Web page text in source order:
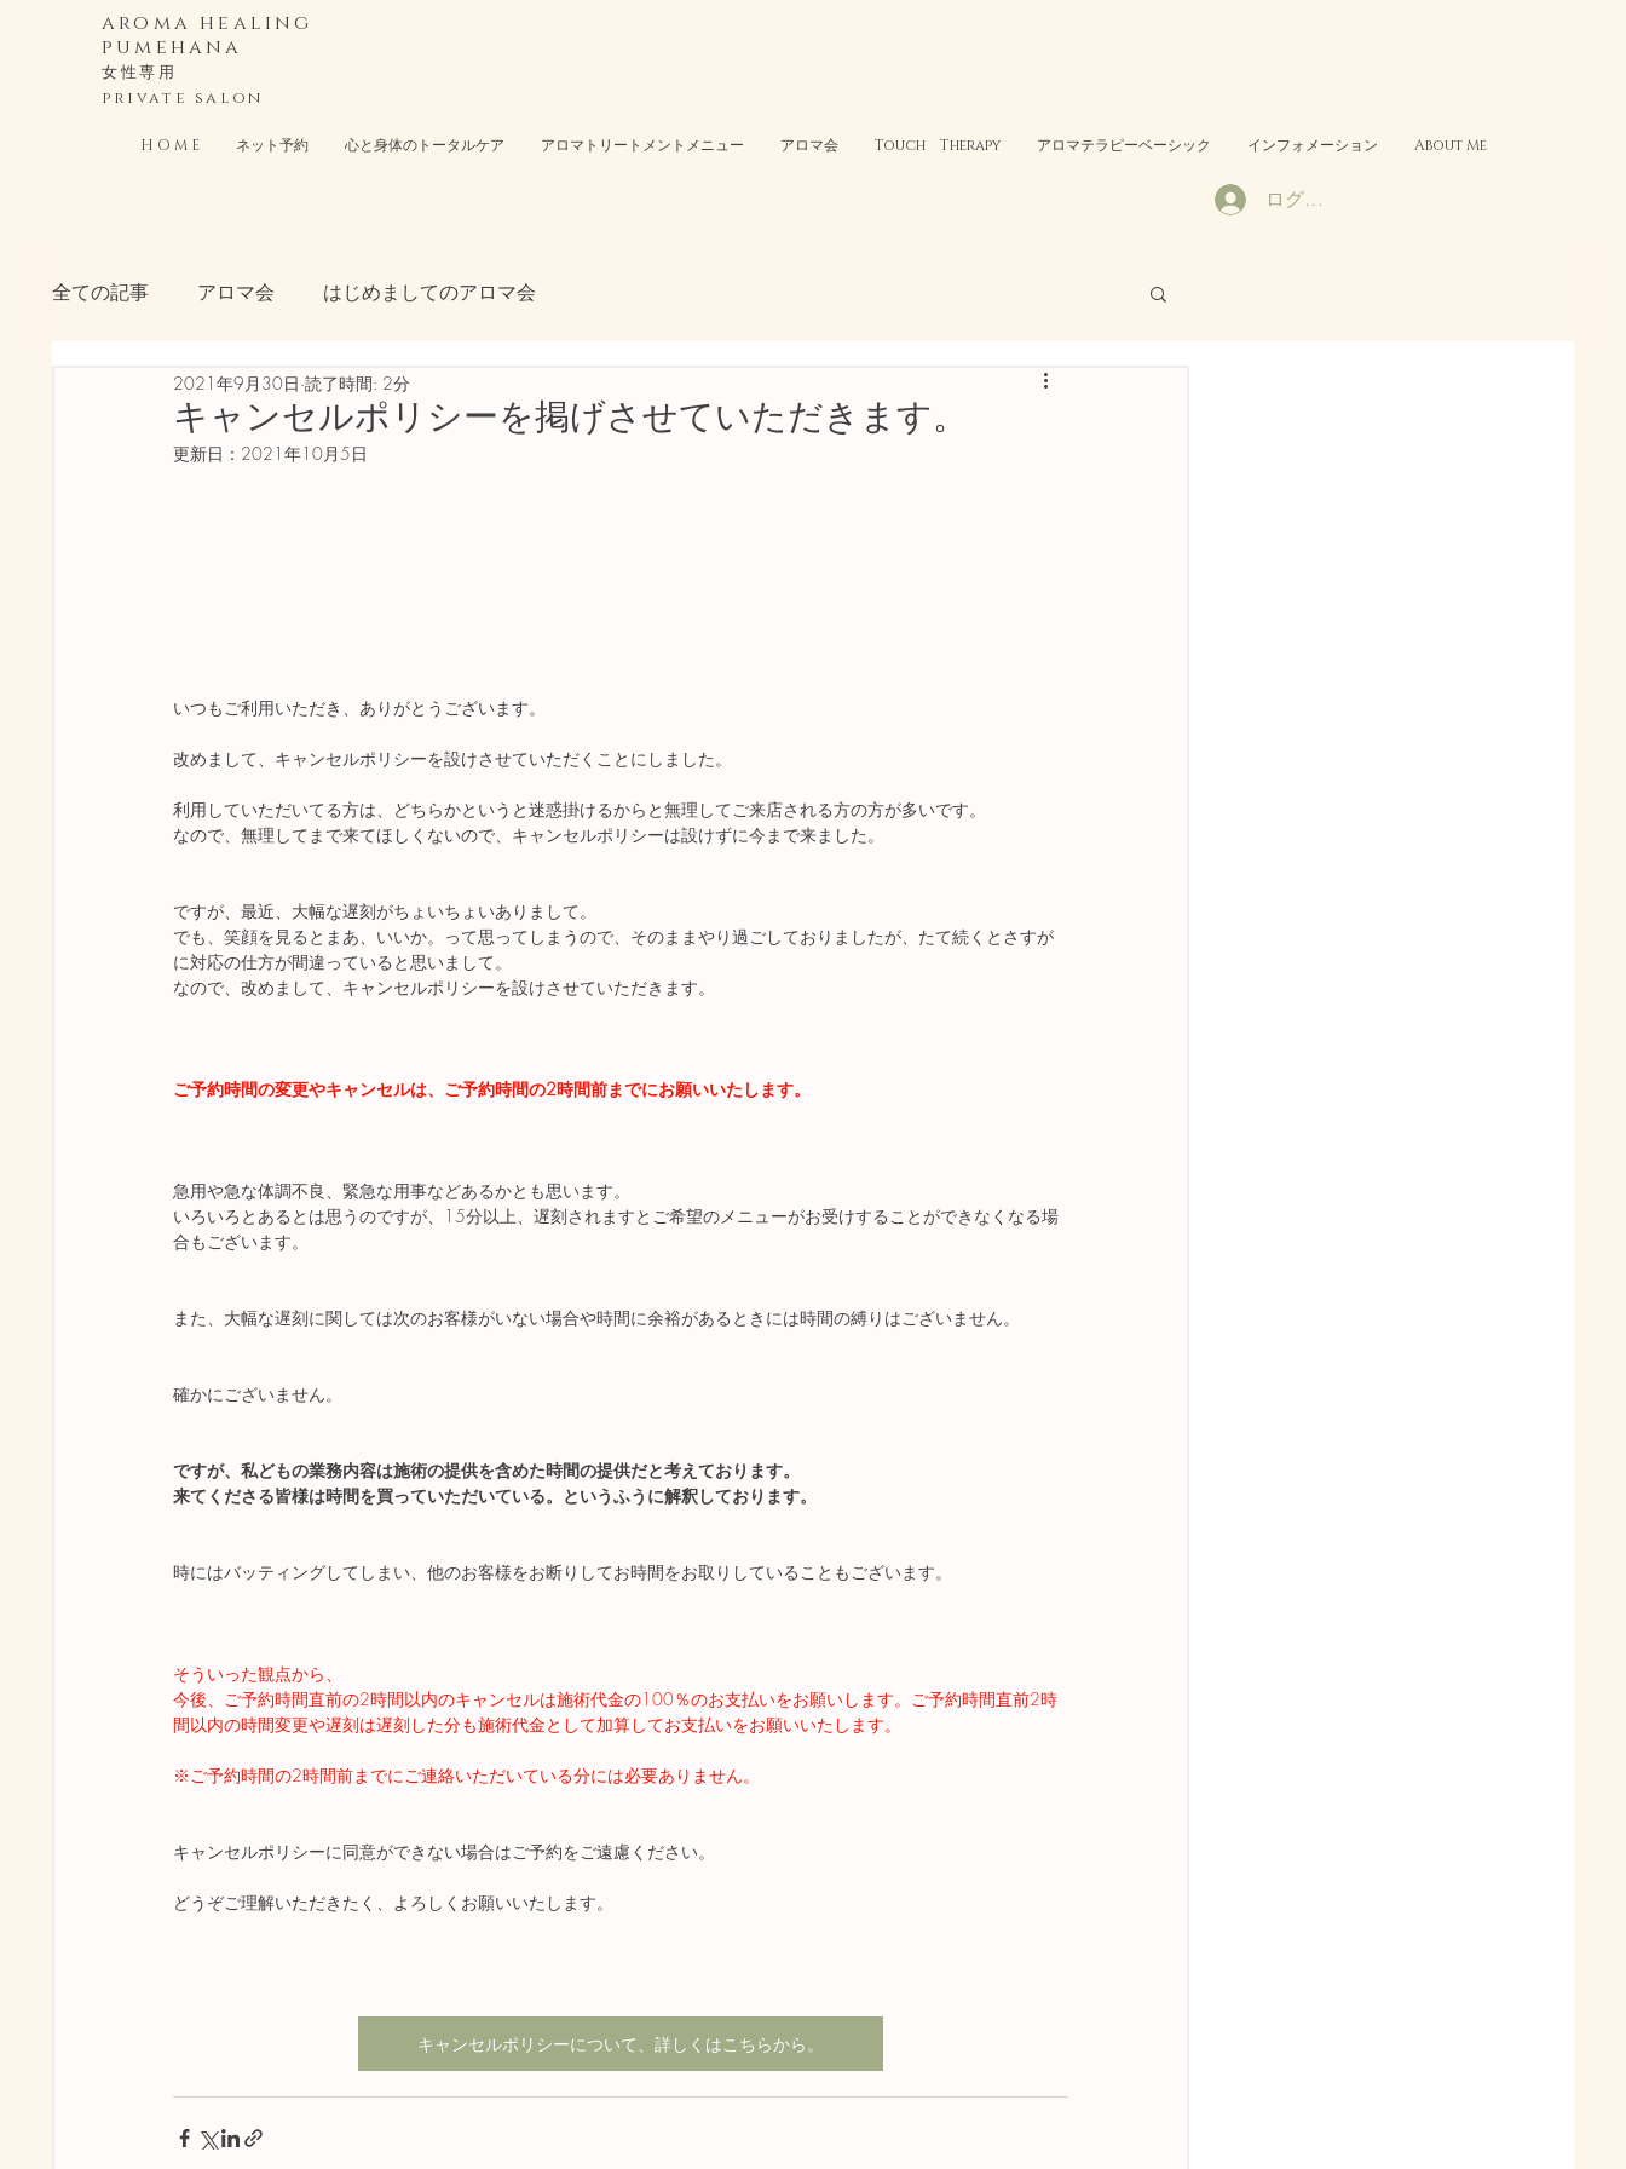
aroma healing
pumehana
女性専用 ​
private salon
H O M E ネット予約 心と身体のトータルケア アロマトリートメントメニュー アロマ会 Touch Therapy アロマテラピーベーシック インフォメーション About Me
ログイン
全ての記事 アロマ会 はじめましてのアロマ会
キャンセルポリシーを掲げさせていただきます。
2021年9月30日 読了時間: 2分
更新日： 2021年10月5日
いつもご利用いただき、ありがとうございます。
改めまして、キャンセルポリシーを設けさせていただくことにしました。
利用していただいてる方は、どちらかというと迷惑掛けるからと無理してご来店される方の方が多いです。
なので、無理してまで来てほしくないので、キャンセルポリシーは設けずに今まで来ました。
ですが、最近、大幅な遅刻がちょいちょいありまして。
でも、笑顔を見るとまあ、いいか。って思ってしまうので、そのままやり過ごしておりましたが、たて続くとさすが
に対応の仕方が間違っていると思いまして。
なので、改めまして、キャンセルポリシーを設けさせていただきます。
ご予約時間の変更やキャンセルは、ご予約時間の2時間前までにお願いいたします。
急用や急な体調不良、緊急な用事などあるかとも思います。
いろいろとあるとは思うのですが、15分以上、遅刻されますとご希望のメニューがお受けすることができなくなる場
合もございます。
また、大幅な遅刻に関しては次のお客様がいない場合や時間に余裕があるときには時間の縛りはございません。
確かにございません。
ですが、私どもの業務内容は施術の提供を含めた時間の提供だと考えております。
来てくださる皆様は時間を買っていただいている。というふうに解釈しております。
時にはバッティングしてしまい、他のお客様をお断りしてお時間をお取りしていることもございます。
そういった観点から、
今後、ご予約時間直前の2時間以内のキャンセルは施術代金の100％のお支払いをお願いします。ご予約時間直前2時
間以内の時間変更や遅刻は遅刻した分も施術代金として加算してお支払いをお願いいたします。
※ご予約時間の2時間前までにご連絡いただいている分には必要ありません。
キャンセルポリシーに同意ができない場合はご予約をご遠慮ください。
どうぞご理解いただきたく、よろしくお願いいたします。
キャンセルポリシーについて、詳しくはこちらから。